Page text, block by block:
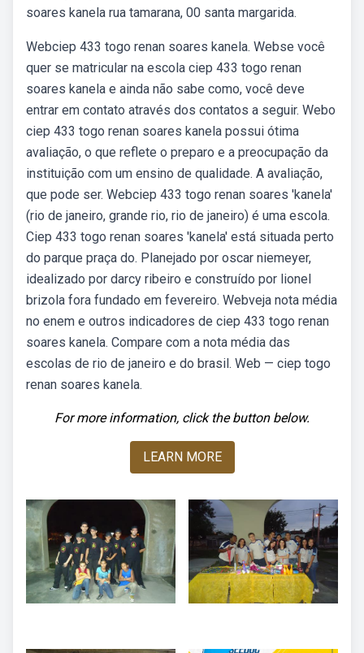
soares kanela rua tamarana, 00 santa margarida.
Webciep 433 togo renan soares kanela. Webse você
quer se matricular na escola ciep 433 togo renan
soares kanela e ainda não sabe como, você deve
entrar em contato através dos contatos a seguir. Webo
ciep 433 togo renan soares kanela possui ótima
avaliação, o que reflete o preparo e a preocupação da
instituição com um ensino de qualidade. A avaliação,
que pode ser. Webciep 433 togo renan soares 'kanela'
(rio de janeiro, grande rio, rio de janeiro) é uma escola.
Ciep 433 togo renan soares 'kanela' está situada perto
do parque praça do. Planejado por oscar niemeyer,
idealizado por darcy ribeiro e construído por lionel
brizola fora fundado em fevereiro. Webveja nota média
no enem e outros indicadores de ciep 433 togo renan
soares kanela. Compare com a nota média das
escolas de rio de janeiro e do brasil. Web — ciep togo
renan soares kanela.
For more information, click the button below.
LEARN MORE